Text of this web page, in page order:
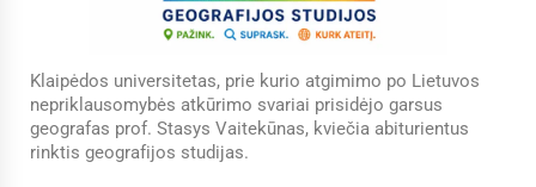
Klaipėdos universitetas, prie kurio atgimimo po Lietuvos
nepriklausomybės atkūrimo svariai prisidėjo garsus
geografas prof. Stasys Vaitekūnas, kviečia abiturientus
rinktis geografijos studijas.